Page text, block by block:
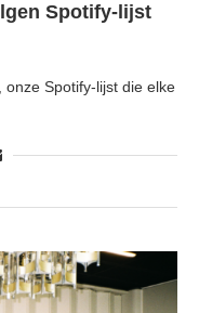
Spotify-lijst
Spotify-lijst die elke